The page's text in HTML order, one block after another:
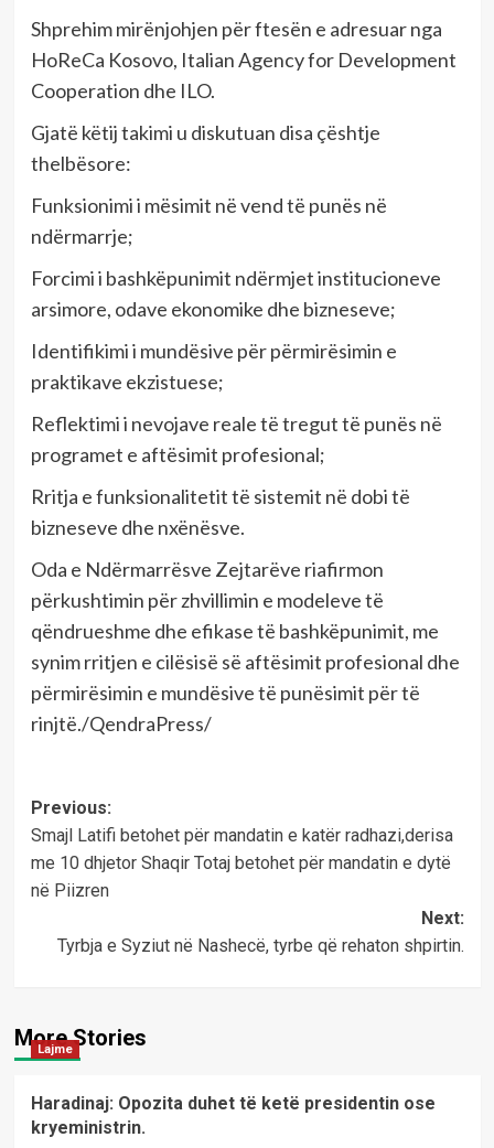
Shprehim mirënjohjen për ftesën e adresuar nga
HoReCa Kosovo, Italian Agency for Development
Cooperation dhe ILO.
Gjatë këtij takimi u diskutuan disa çështje
thelbësore:
Funksionimi i mësimit në vend të punës në
ndërmarrje;
Forcimi i bashkëpunimit ndërmjet institucioneve
arsimore, odave ekonomike dhe bizneseve;
Identifikimi i mundësive për përmirësimin e
praktikave ekzistuese;
Reflektimi i nevojave reale të tregut të punës në
programet e aftësimit profesional;
Rritja e funksionalitetit të sistemit në dobi të
bizneseve dhe nxënësve.
Oda e Ndërmarrësve Zejtarëve riafirmon
përkushtimin për zhvillimin e modeleve të
qëndrueshme dhe efikase të bashkëpunimit, me
synim rritjen e cilësisë së aftësimit profesional dhe
përmirësimin e mundësive të punësimit për të
rinjtë./QendraPress/
Post
navigation
Previous:
Smajl Latifi betohet për mandatin e katër radhazi,derisa
me 10 dhjetor Shaqir Totaj betohet për mandatin e dytë
në Piizren
Next:
Tyrbja e Syziut në Nashecë, tyrbe që rehaton shpirtin.
More Stories
Lajme
Haradinaj: Opozita duhet të ketë presidentin ose
kryeministrin.